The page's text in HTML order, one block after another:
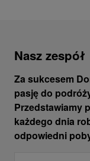
Nasz zespół
Za sukcesem
pasję do
Przedstawiamy
każdego dnia
odpowiedni